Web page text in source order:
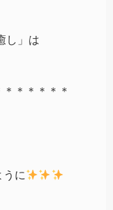
し」は
＊＊＊＊＊
うに